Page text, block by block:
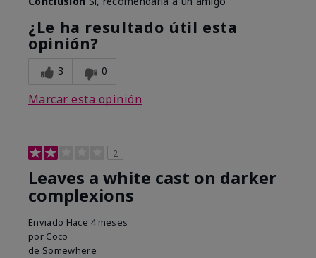
¿Le ha resultado útil esta
opinión?
3 0
Marcar esta opinión
2
Leaves a white cast on darker
complexions
Enviado Hace 4 meses
por Coco
de Somewhere